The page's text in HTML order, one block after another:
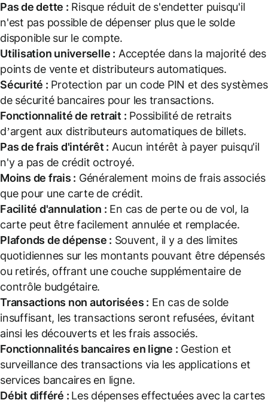
Pas de dette : Risque réduit de s'endetter puisqu'il
n'est pas possible de dépenser plus que le solde
disponible sur le compte.
Utilisation universelle : Acceptée dans la majorité des
points de vente et distributeurs automatiques.
Sécurité : Protection par un code PIN et des systèmes
de sécurité bancaires pour les transactions.
Fonctionnalité de retrait : Possibilité de retraits
d’argent aux distributeurs automatiques de billets.
Pas de frais d'intérêt : Aucun intérêt à payer puisqu'il
n'y a pas de crédit octroyé.
Moins de frais : Généralement moins de frais associés
que pour une carte de crédit.
Facilité d'annulation : En cas de perte ou de vol, la
carte peut être facilement annulée et remplacée.
Plafonds de dépense : Souvent, il y a des limites
quotidiennes sur les montants pouvant être dépensés
ou retirés, offrant une couche supplémentaire de
contrôle budgétaire.
Transactions non autorisées : En cas de solde
insuffisant, les transactions seront refusées, évitant
ainsi les découverts et les frais associés.
Fonctionnalités bancaires en ligne : Gestion et
surveillance des transactions via les applications et
services bancaires en ligne.
Débit différé : Les dépenses effectuées avec la cartes